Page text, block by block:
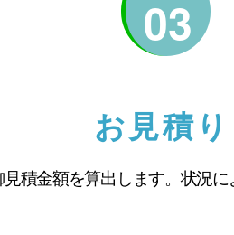
03
お見積り
積金額を算出します。状況